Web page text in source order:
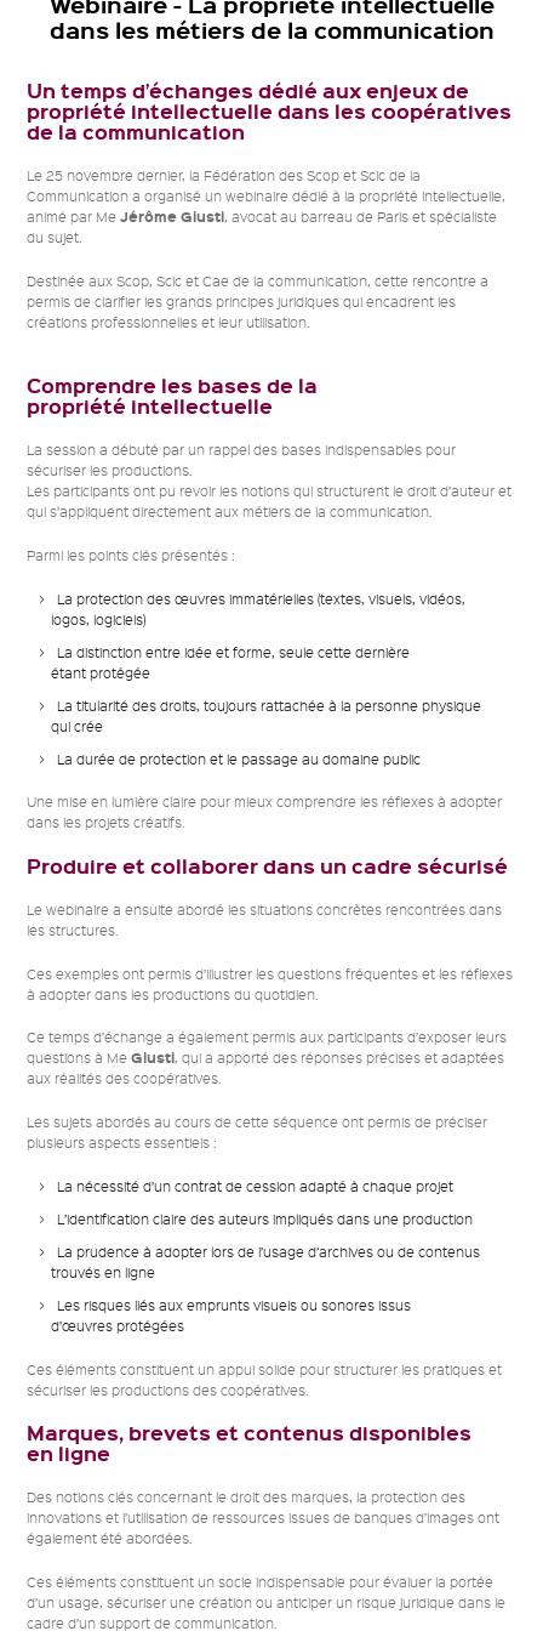
mail
dans les métiers de la communication
Un temps d’échanges dédié aux enjeux de
propriété intellectuelle dans les coopératives
de la communication
Le 25 novembre dernier, la Fédération des Scop et Scic de la
Communication a organisé un webinaire dédié à la propriété intellectuelle,
animé par MeJérôme Giusti, avocat au barreau de Paris et spécialiste
du sujet.
Destinée aux Scop, Scic et Cae de la communication, cette rencontre a
permis de clarifier les grands principes juridiques qui encadrent les
créations professionnelles et leur utilisation.
Comprendre les bases de la
propriété intellectuelle
La session a débuté par un rappel des bases indispensables pour
sécuriser les productions.
Les participants ont pu revoir les notions qui structurent le droit d’auteur et
qui s’appliquent directement aux métiers de la communication.
Parmi les points clés présentés :
La protection des œuvres immatérielles (textes, visuels, vidéos,
logos, logiciels)
La distinction entre idée et forme, seule cette dernière
étant protégée
La titularité des droits, toujours rattachée à la personne physique
qui crée
La durée de protection et le passage au domaine public
Une mise en lumière claire pour mieux comprendre les réflexes à adopter
dans les projets créatifs.
Produire et collaborer dans un cadre sécurisé
Le webinaire a ensuite abordé les situations concrètes rencontrées dans
les structures.
Ces exemples ont permis d’illustrer les questions fréquentes et les réflexes
à adopter dans les productions du quotidien.
Ce temps d’échange a également permis aux participants d’exposer leurs
questions à MeGiusti, qui a apporté des réponses précises et adaptées
aux réalités des coopératives.
Les sujets abordés au cours de cette séquence ont permis de préciser
plusieurs aspects essentiels :
La nécessité d’un contrat de cession adapté à chaque projet
L’identification claire des auteurs impliqués dans une production
La prudence à adopter lors de l’usage d’archives ou de contenus
trouvés en ligne
Les risques liés aux emprunts visuels ou sonores issus
d’œuvres protégées
Ces éléments constituent un appui solide pour structurer les pratiques et
sécuriser les productions des coopératives.
Marques, brevets et contenus disponibles
en ligne
Des notions clés concernant le droit des marques, la protection des
innovations et l’utilisation de ressources issues de banques d’images ont
également été abordées.
Ces éléments constituent un socle indispensable pour évaluer la portée
d’un usage, sécuriser une création ou anticiper un risque juridique dans le
cadre d’un support de communication.